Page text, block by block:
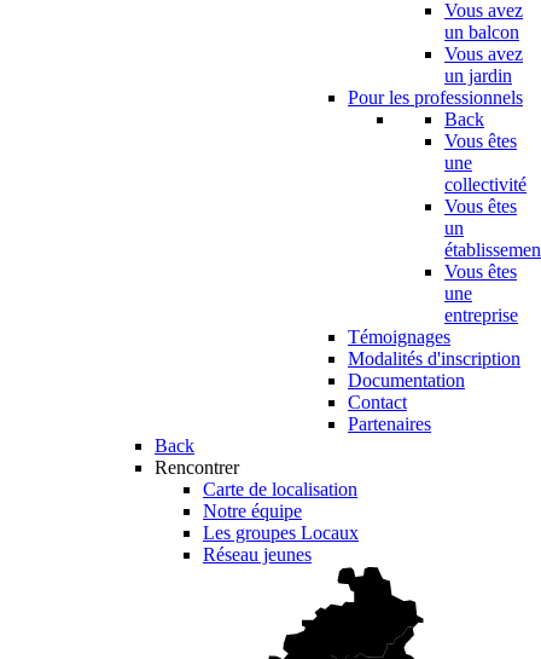
Vous avez
un balcon
Vous avez
un jardin
Pour les professionnels
Back
Vous êtes
une
collectivité
Vous êtes
un
Vous êtes
une
entreprise
Témoignages
Modalités d'inscription
Documentation
Contact
Partenaires
Back
Rencontrer
Carte de localisation
Notre équipe
Les groupes Locaux
Réseau jeunes